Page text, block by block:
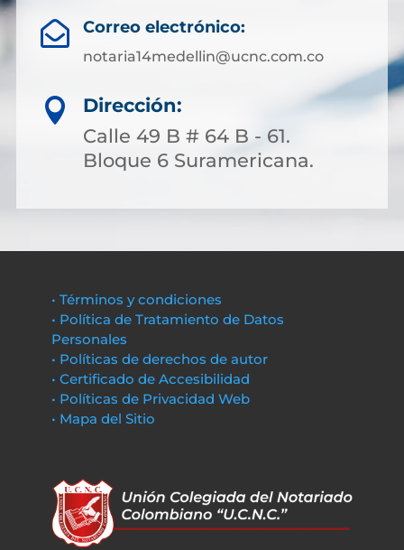
 Correo electrónico:
notaria14medellin@ucnc.com.co

Dirección:
Calle 49 B # 64 B - 61.
Bloque 6 Suramericana.
• Términos y condiciones
• Política de Tratamiento de Datos
Personales
• Políticas de derechos de autor
• Certificado de Accesibilidad
• Políticas de Privacidad Web
• Mapa del Sitio